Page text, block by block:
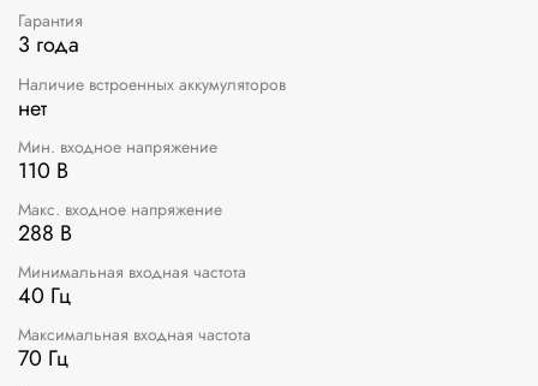
Гарантия
3 года
Наличие встроенных аккумуляторов
нет
Мин. входное напряжение
110 В
Макс. входное напряжение
288 В
Минимальная входная частота
40 Гц
Максимальная входная частота
70 Гц